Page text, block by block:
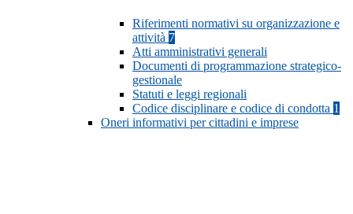
Riferimenti normativi su organizzazione e
attività 7
Atti amministrativi generali
Documenti di programmazione strategico-
gestionale
Statuti e leggi regionali
Codice disciplinare e codice di condotta 1
Oneri informativi per cittadini e imprese